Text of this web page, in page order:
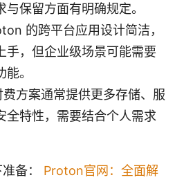
保留方面有明确规定。
的跨平台应用设计简洁，
手，但企业级场景可能需要
。
方案通常提供更多存储、服
全特性，需要结合个人需求
备： Proton官网：全面解